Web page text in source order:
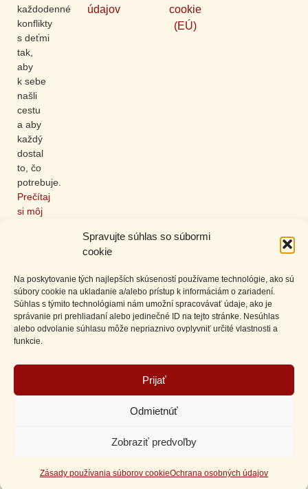
Spravujte súhlas so súbormi
cookie
Na poskytovanie tých najlepších skúseností používame technológie, ako sú
súbory cookie na ukladanie a/alebo prístup k informáciám o zariadení.
Súhlas s týmito technológiami nám umožní spracovávať údaje, ako je
správanie pri prehliadaní alebo jedinečné ID na tejto stránke. Nesúhlas
alebo odvolanie súhlasu môže nepriaznivo ovplyvniť určité vlastnosti a
funkcie.
Prijať
Odmietnúť
Zobraziť predvoľby
Zásady používania súborov cookieOchrana osobných údajov
každodenné
konflikty
s deťmi
tak,
aby
k sebe
našli
cestu
a aby
každý
dostal
to, čo
potrebuje.
Prečítaj
si môj
údajov
cookie
(EÚ)​
Copyright © 2026 Dagmar Cmorej